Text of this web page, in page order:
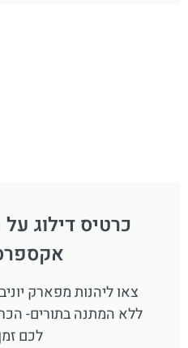
כרטיס דילוג על
צאו ליהנות מפארק
ללא המתנה בתורים-
לכם